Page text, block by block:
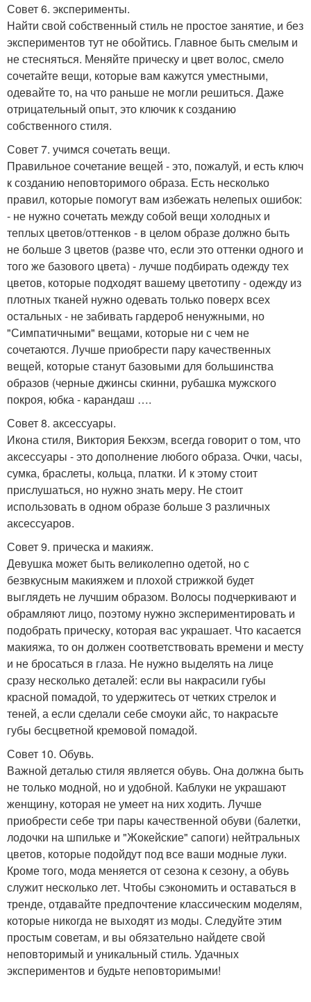
Совет 6. эксперименты.
Найти свой собственный стиль не простое занятие, и без
экспериментов тут не обойтись. Главное быть смелым и
не стесняться. Меняйте прическу и цвет волос, смело
сочетайте вещи, которые вам кажутся уместными,
одевайте то, на что раньше не могли решиться. Даже
отрицательный опыт, это ключик к созданию
собственного стиля.
Совет 7. учимся сочетать вещи.
Правильное сочетание вещей - это, пожалуй, и есть ключ
к созданию неповторимого образа. Есть несколько
правил, которые помогут вам избежать нелепых ошибок:
- не нужно сочетать между собой вещи холодных и
теплых цветов/оттенков - в целом образе должно быть
не больше 3 цветов (разве что, если это оттенки одного и
того же базового цвета) - лучше подбирать одежду тех
цветов, которые подходят вашему цветотипу - одежду из
плотных тканей нужно одевать только поверх всех
остальных - не забивать гардероб ненужными, но
"Симпатичными" вещами, которые ни с чем не
сочетаются. Лучше приобрести пару качественных
вещей, которые станут базовыми для большинства
образов (черные джинсы скинни, рубашка мужского
покроя, юбка - карандаш ….
Совет 8. аксессуары.
Икона стиля, Виктория Бекхэм, всегда говорит о том, что
аксессуары - это дополнение любого образа. Очки, часы,
сумка, браслеты, кольца, платки. И к этому стоит
прислушаться, но нужно знать меру. Не стоит
использовать в одном образе больше 3 различных
аксессуаров.
Совет 9. прическа и макияж.
Девушка может быть великолепно одетой, но с
безвкусным макияжем и плохой стрижкой будет
выглядеть не лучшим образом. Волосы подчеркивают и
обрамляют лицо, поэтому нужно экспериментировать и
подобрать прическу, которая вас украшает. Что касается
макияжа, то он должен соответствовать времени и месту
и не бросаться в глаза. Не нужно выделять на лице
сразу несколько деталей: если вы накрасили губы
красной помадой, то удержитесь от четких стрелок и
теней, а если сделали себе смоуки айс, то накрасьте
губы бесцветной кремовой помадой.
Совет 10. Обувь.
Важной деталью стиля является обувь. Она должна быть
не только модной, но и удобной. Каблуки не украшают
женщину, которая не умеет на них ходить. Лучше
приобрести себе три пары качественной обуви (балетки,
лодочки на шпильке и "Жокейские" сапоги) нейтральных
цветов, которые подойдут под все ваши модные луки.
Кроме того, мода меняется от сезона к сезону, а обувь
служит несколько лет. Чтобы сэкономить и оставаться в
тренде, отдавайте предпочтение классическим моделям,
которые никогда не выходят из моды. Следуйте этим
простым советам, и вы обязательно найдете свой
неповторимый и уникальный стиль. Удачных
экспериментов и будьте неповторимыми!